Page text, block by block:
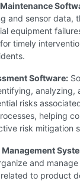
and sensor data,
equipment
timely
Software:
analyzing,
risks
helping
risk mitigation
and
to product